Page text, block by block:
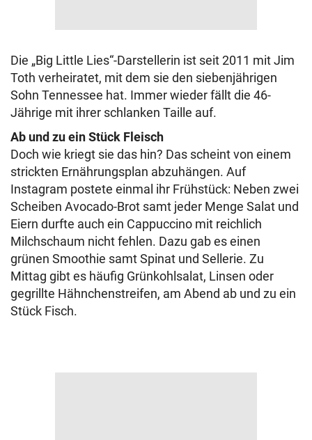
Die „Big Little Lies“-Darstellerin ist seit 2011 mit Jim
Toth verheiratet, mit dem sie den siebenjährigen
Sohn Tennessee hat. Immer wieder fällt die 46-
Jährige mit ihrer schlanken Taille auf.
Ab und zu ein Stück Fleisch
Doch wie kriegt sie das hin? Das scheint von einem
strickten Ernährungsplan abzuhängen. Auf
Instagram postete einmal ihr Frühstück: Neben zwei
Scheiben Avocado-Brot samt jeder Menge Salat und
Eiern durfte auch ein Cappuccino mit reichlich
Milchschaum nicht fehlen. Dazu gab es einen
grünen Smoothie samt Spinat und Sellerie. Zu
Mittag gibt es häufig Grünkohlsalat, Linsen oder
gegrillte Hähnchenstreifen, am Abend ab und zu ein
Stück Fisch.